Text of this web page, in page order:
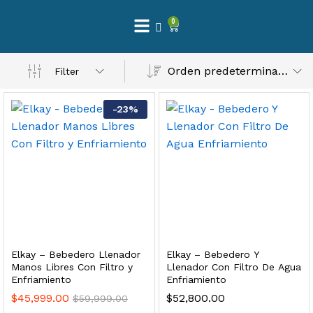
0
Filter Orden predeterminado
-23%
Elkay – Bebedero Llenador
Manos Libres Con Filtro y
Enfriamiento
$45,999.00 $59,999.00
Elkay – Bebedero Y
Llenador Con Filtro De Agua
Enfriamiento
$52,800.00
– Máxima Calidad En Filtración
3,900.00
al carrito
al carrito